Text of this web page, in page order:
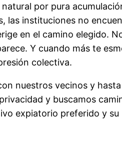
por pura
las instituciones no
en el camino elegido.
Y cuando más te
colectiva.
nuestros vecinos y
y buscamos
expiatorio preferido y